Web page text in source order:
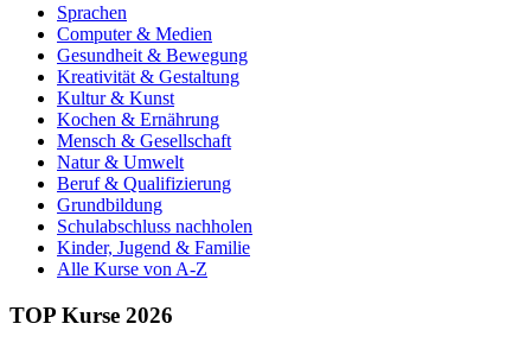
Sprachen
Computer & Medien
Gesundheit & Bewegung
Kreativität & Gestaltung
Kultur & Kunst
Kochen & Ernährung
Mensch & Gesellschaft
Natur & Umwelt
Beruf & Qualifizierung
Grundbildung
Schulabschluss nachholen
Kinder, Jugend & Familie
Alle Kurse von A-Z
TOP Kurse 2026